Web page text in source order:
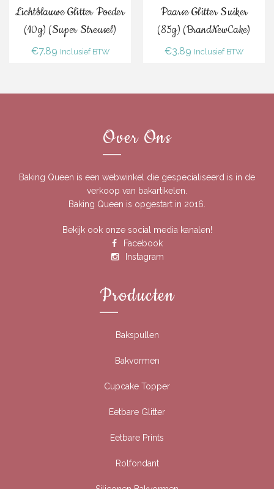
Lichtblauwe Glitter Poeder
(10g) (Super Streusel)
€7.89 Inclusief BTW
Paarse Glitter Suiker
(85g) (BrandNewCake)
€3.89 Inclusief BTW
Over Ons
Baking Queen is een webwinkel die gespecialiseerd is in de
verkoop van bakartikelen.
Baking Queen is opgestart in 2016.
Bekijk ook onze social media kanalen!
Facebook
Instagram
Producten
Bakspullen
Bakvormen
Cupcake Topper
Eetbare Glitter
Eetbare Prints
Rolfondant